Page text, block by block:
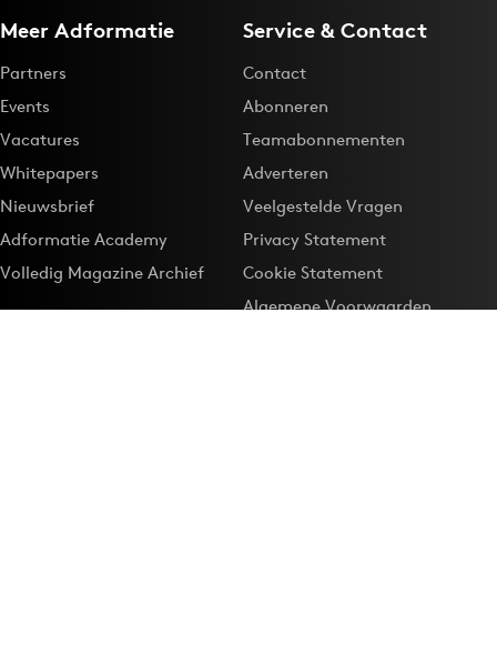
Meer Adformatie
Partners
Events
Vacatures
Whitepapers
Nieuwsbrief
Adformatie Academy
Volledig Magazine Archief
Service & Contact
Contact
Abonneren
Teamabonnementen
Adverteren
Veelgestelde Vragen
Privacy Statement
Cookie Statement
Algemene Voorwaarden